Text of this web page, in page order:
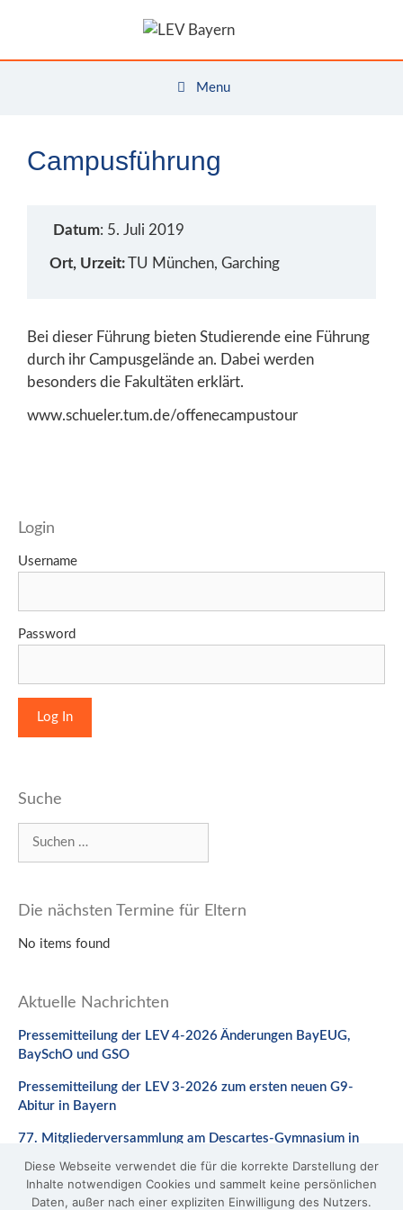
Menu
Campusführung
Datum: 5. Juli 2019
Ort, Urzeit:TU München, Garching
Bei dieser Führung bieten Studierende eine Führung
durch ihr Campusgelände an. Dabei werden
besonders die Fakultäten erklärt.
www.schueler.tum.de/offenecampustour
Login
Username
Password
Suche
nach:
Die nächsten Termine für Eltern
No items found
Aktuelle Nachrichten
Pressemitteilung der LEV 4-2026 Änderungen BayEUG,
BaySchO und GSO
Pressemitteilung der LEV 3-2026 zum ersten neuen G9-
Abitur in Bayern
77. Mitgliederversammlung am Descartes-Gymnasium in
Stellungnahme zum Gesetzentwurf zur Änderung des
Diese Webseite verwendet die für die korrekte Darstellung der
Inhalte notwendigen Cookies und sammelt keine persönlichen
Daten, außer nach einer expliziten Einwilligung des Nutzers.